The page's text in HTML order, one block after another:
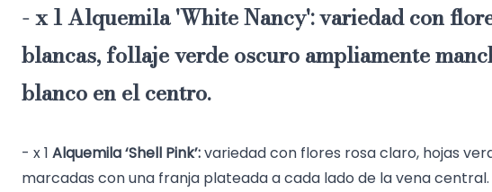
- x 1Alquemila 'White Nancy': variedad con
blancas, follaje verde oscuro ampliamente
blanco en el centro.
- x 1 Alquemila ‘Shell Pink’:variedad con flores rosa claro, hojas
marcadas con una franja plateada a cada lado de la vena central.